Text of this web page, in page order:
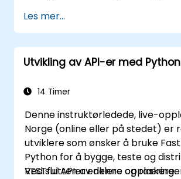
Les mer...
Utvikling av API-er med
14 Timer
Denne instruktørledede, live-
Norge (online eller på stedet) er
utviklere som ønsker å bruke
Python for å bygge, teste og
RESTful APIer enklere og raskere.
Ved slutten av denne